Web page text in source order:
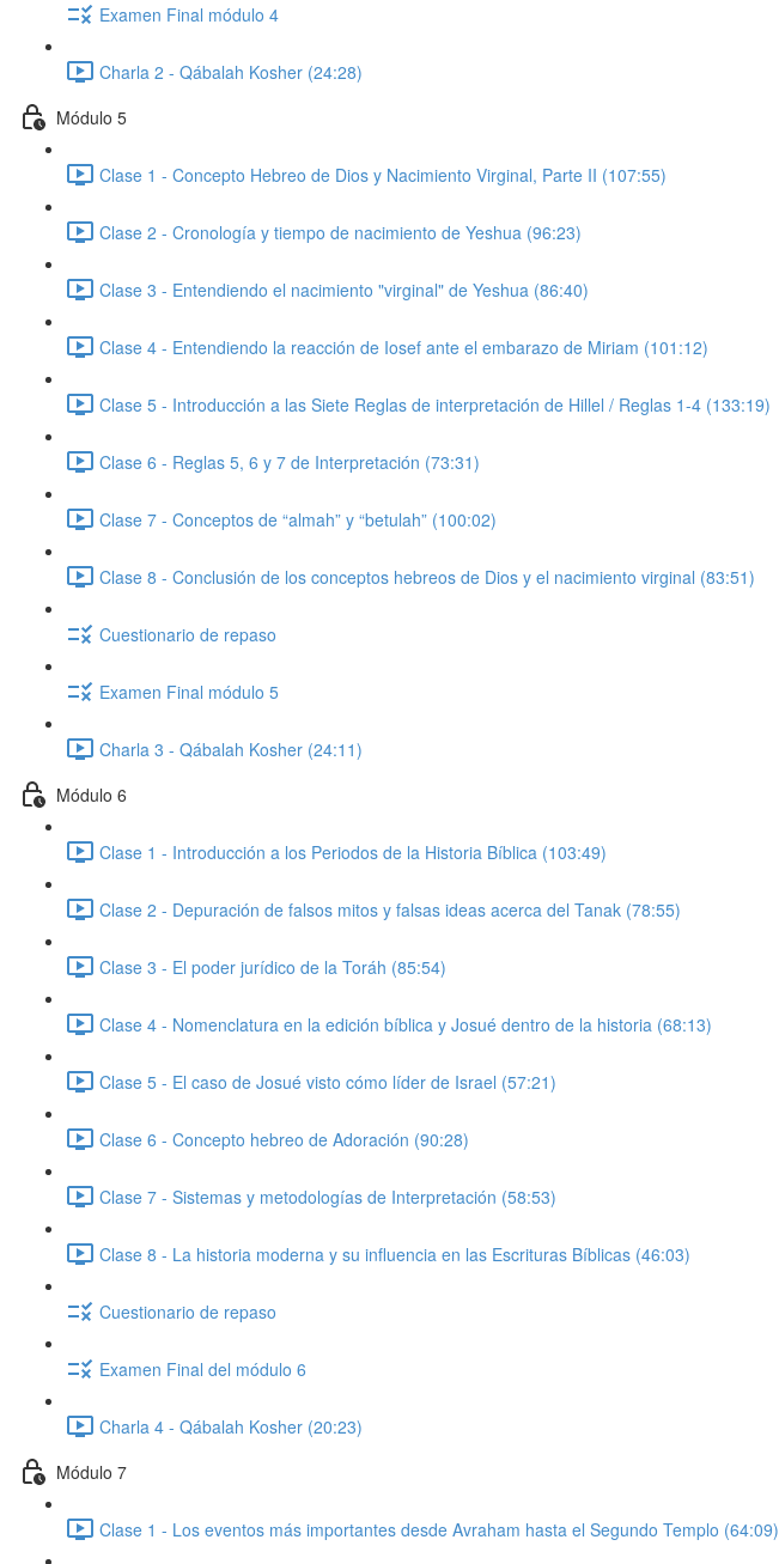
Examen Final módulo 4
Charla 2 - Qábalah Kosher (24:28)
Módulo 5
Clase 1 - Concepto Hebreo de Dios y Nacimiento Virginal, Parte II (107:55)
Clase 2 - Cronología y tiempo de nacimiento de Yeshua (96:23)
Clase 3 - Entendiendo el nacimiento "virginal" de Yeshua (86:40)
Clase 4 - Entendiendo la reacción de Iosef ante el embarazo de Miriam (101:12)
Clase 5 - Introducción a las Siete Reglas de interpretación de Hillel / Reglas 1-4 (133:19)
Clase 6 - Reglas 5, 6 y 7 de Interpretación (73:31)
Clase 7 - Conceptos de “almah” y “betulah” (100:02)
Clase 8 - Conclusión de los conceptos hebreos de Dios y el nacimiento virginal (83:51)
Cuestionario de repaso
Examen Final módulo 5
Charla 3 - Qábalah Kosher (24:11)
Módulo 6
Clase 1 - Introducción a los Periodos de la Historia Bíblica (103:49)
Clase 2 - Depuración de falsos mitos y falsas ideas acerca del Tanak (78:55)
Clase 3 - El poder jurídico de la Toráh (85:54)
Clase 4 - Nomenclatura en la edición bíblica y Josué dentro de la historia (68:13)
Clase 5 - El caso de Josué visto cómo líder de Israel (57:21)
Clase 6 - Concepto hebreo de Adoración (90:28)
Clase 7 - Sistemas y metodologías de Interpretación (58:53)
Clase 8 - La historia moderna y su influencia en las Escrituras Bíblicas (46:03)
Cuestionario de repaso
Examen Final del módulo 6
Charla 4 - Qábalah Kosher (20:23)
Módulo 7
Clase 1 - Los eventos más importantes desde Avraham hasta el Segundo Templo (64:09)